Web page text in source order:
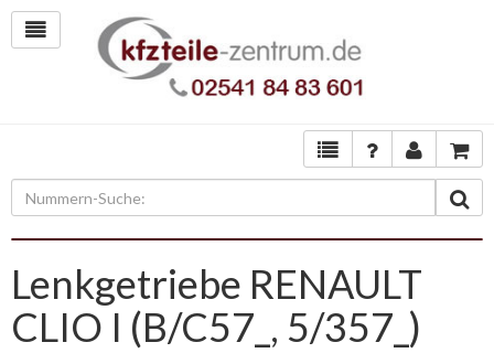
Lenkgetriebe RENAULT
CLIO I (B/C57_, 5/357_)